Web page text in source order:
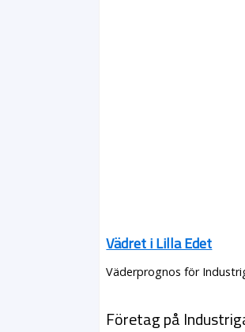
Vädret i Lilla Edet
Väderprognos för
Företag på